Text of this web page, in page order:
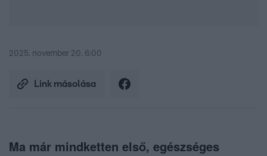
2025. november 20. 6:00
Link másolása
Ma már mindketten első, egészséges